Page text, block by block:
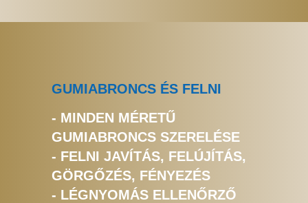
GUMIABRONCS ÉS FELNI
- MINDEN MÉRETŰ
GUMIABRONCS SZERELÉSE
- FELNI JAVÍTÁS, FELÚJÍTÁS,
GÖRGŐZÉS, FÉNYEZÉS
- LÉGNYOMÁS ELLENŐRZŐ